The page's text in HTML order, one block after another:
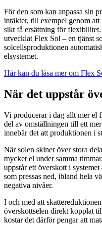
För den som kan anpassa sin
intäkter, till exempel genom
sikt få ersättning för
utvecklat Flex Sol – en tjänst
solcellsproduktionen
elsystemet.
Här kan du läsa mer om Flex
När det uppstår
Vi producerar i dag allt mer el
del av omställningen till ett
innebär det att produktionen i
När solen skiner över stora
mycket el under samma
uppstår ett överskott i
som pressas ned, ibland hela
negativa nivåer.
I och med att
överskottselen direkt kopplat
kostar det därför pengar att